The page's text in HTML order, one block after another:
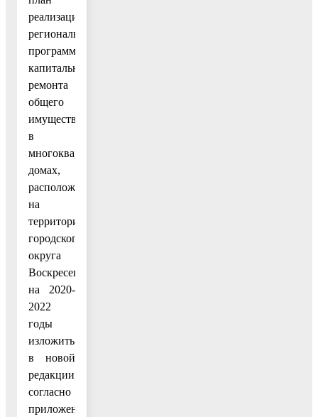
реализации
региональной
программы
капитального
ремонта
общего
имущества
в
многоквартирных
домах,
расположенных
на
территории
городского
округа
Воскресенск,
на 2020-
2022
годы
изложить
в новой
редакции
согласно
приложению